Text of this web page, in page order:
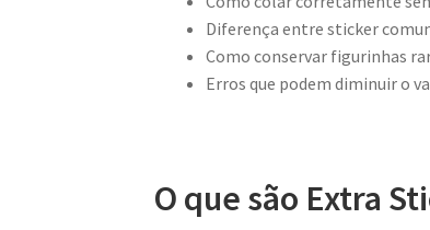
Diferença entre sticker
Como conservar figurinhas
Erros que podem diminuir o
O que são Extra